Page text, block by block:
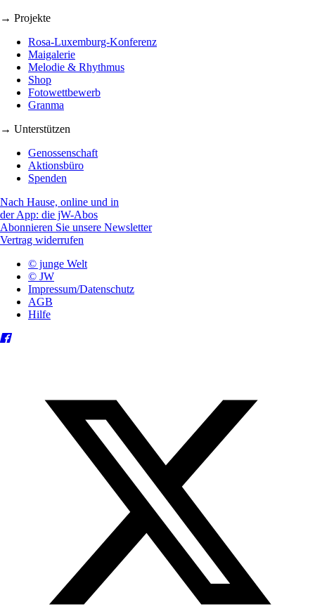
→ Projekte
Rosa-Luxemburg-Konferenz
Maigalerie
Melodie & Rhythmus
Shop
Fotowettbewerb
Granma
→ Unterstützen
Genossenschaft
Aktionsbüro
Spenden
Nach Hause, online und in
der App: die jW-Abos
Abonnieren Sie unsere Newsletter
Vertrag widerrufen
© junge Welt
© JW
Impressum/Datenschutz
AGB
Hilfe